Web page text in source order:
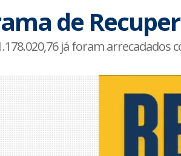
de
já foram arrecadados